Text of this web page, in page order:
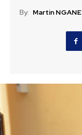
By: Martin NGANE